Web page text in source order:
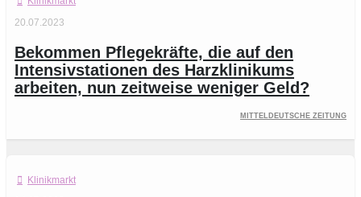
20.07.2023
Bekommen Pflegekräfte, die auf den
Intensivstationen des Harzklinikums
arbeiten, nun zeitweise weniger Geld?
Mitteldeutsche Zeitung
Klinikmarkt